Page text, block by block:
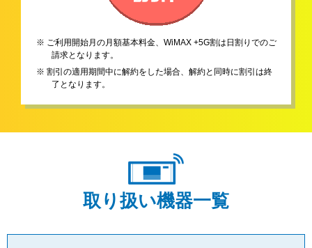
※ ご利用開始月の月額基本料金、WiMAX +5G割は日割りでのご
請求となります。
※ 割引の適用期間中に解約をした場合、解約と同時に割引は終
了となります。
取り扱い機器一覧